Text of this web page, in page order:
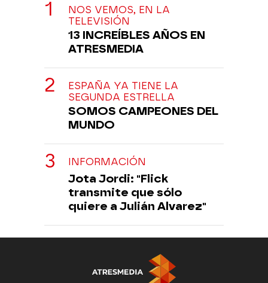
NOS VEMOS, EN LA
TELEVISIÓN
13 INCREÍBLES AÑOS EN
ATRESMEDIA
ESPAÑA YA TIENE LA
SEGUNDA ESTRELLA
SOMOS CAMPEONES DEL
MUNDO
INFORMACIÓN
Jota Jordi: "Flick
transmite que sólo
quiere a Julián Alvarez"